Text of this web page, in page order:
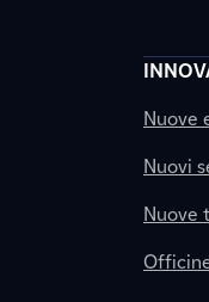
Nuove
Nuovi
Nuove